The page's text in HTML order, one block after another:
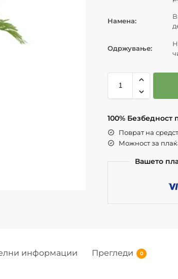
Намена:
Одржување:
100% Безбедност
Поврат на
Можност за
Вашето
информации Прегледи 0